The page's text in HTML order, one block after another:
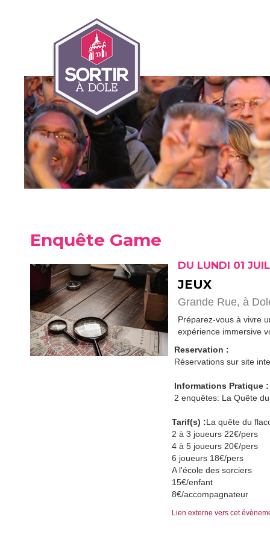
Enquête Game
DU LUNDI 01
JEUX
Grande Rue, à
Préparez-vous à vivre
expérience immersive
Reservation :
Réservations sur site
Informations Pratique :
2 enquêtes: La Quête
Tarif(s) :La quête du
2 à 3 joueurs 22€/pers
4 à 5 joueurs 20€/pers
6 joueurs 18€/pers
A l'école des sorciers
15€/enfant
8€/accompagnateur
Lien externe vers cet